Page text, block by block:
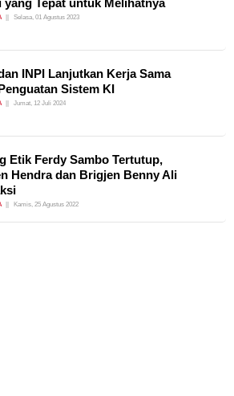
Selasa, 01 Agustus 2023
INPI Lanjutkan Kerja Sama
Sistem KI
Jumat, 12 Juli 2024
Etik Ferdy Sambo Tertutup,
Hendra dan Brigjen Benny Ali
Kamis, 25 Agustus 2022